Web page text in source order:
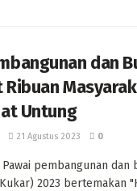
dan
Untung
21 Agustus 2023 0
pembangunan dan
2023 bertemakan